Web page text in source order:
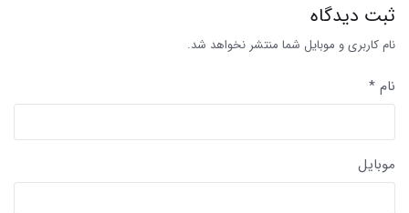
ثبت دیدگاه
نام کاربری و موبایل شما منتشر نخواهد شد.
نام *
موبایل